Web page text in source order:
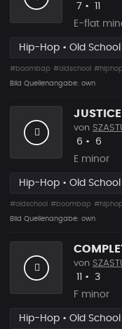
Likes
7 •
E-flat
Hip-Hop • Old School
#boombap #oldschool #hiphop
Bild Quellenangabe: own
von
Likes
6 •
6
E minor
Hip-Hop • Old School
#oldschool #boombap #hiphop
Bild Quellenangabe: own
von
Likes
•
3
F minor
Hip-Hop • Old School